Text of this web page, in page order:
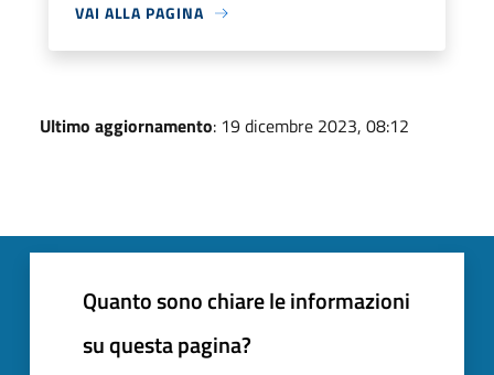
VAI ALLA PAGINA
Ultimo aggiornamento: 19 dicembre 2023, 08:12
Quanto sono chiare le informazioni
su questa pagina?